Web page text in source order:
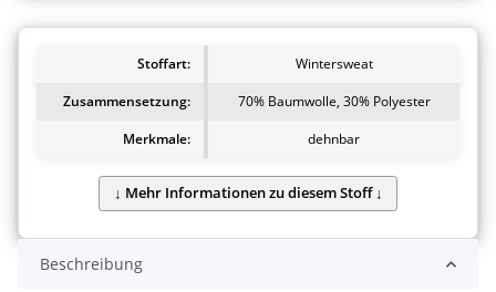
Stoffart:
Wintersweat
Zusammensetzung:
70% Baumwolle, 30% Polyester
Merkmale:
dehnbar
Beschreibung